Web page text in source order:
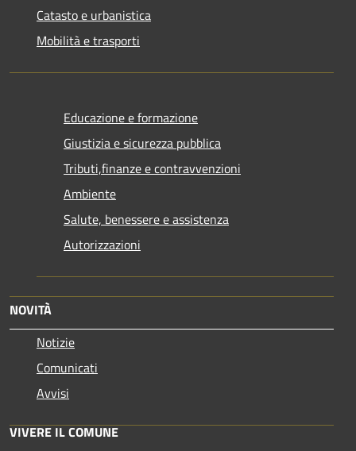
Catasto e urbanistica
Mobilità e trasporti
Educazione e formazione
Giustizia e sicurezza pubblica
Tributi,finanze e contravvenzioni
Ambiente
Salute, benessere e assistenza
Autorizzazioni
NOVITÀ
Notizie
Comunicati
Avvisi
VIVERE IL COMUNE